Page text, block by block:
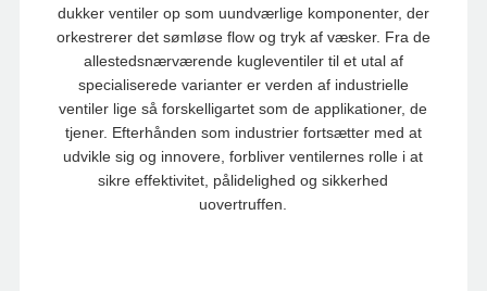
dukker ventiler op som uundværlige komponenter, der
orkestrerer det sømløse flow og tryk af væsker. Fra de
allestedsnærværende kugleventiler til et utal af
specialiserede varianter er verden af ​​industrielle
ventiler lige så forskelligartet som de applikationer, de
tjener. Efterhånden som industrier fortsætter med at
udvikle sig og innovere, forbliver ventilernes rolle i at
sikre effektivitet, pålidelighed og sikkerhed
uovertruffen.